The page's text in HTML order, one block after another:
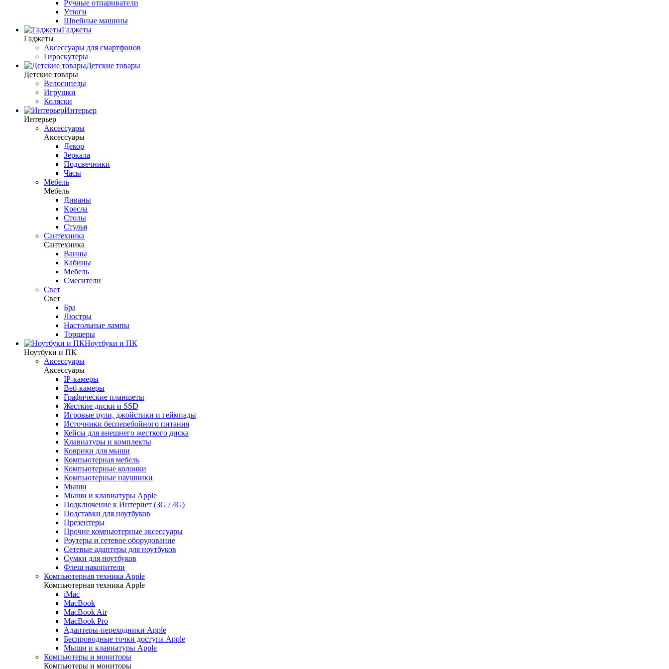
Ручные отпариватели
Утюги
Швейные машины
Гаджеты
Гаджеты
Аксессуары для смартфонов
Гироскутеры
Детские товары
Детские товары
Велосипеды
Игрушки
Коляски
Интерьер
Интерьер
Аксессуары
Аксессуары
Декор
Зеркала
Подсвечники
Часы
Мебель
Мебель
Диваны
Кресла
Столы
Стулья
Сантехника
Сантехника
Ванны
Кабины
Мебель
Смесители
Свет
Свет
Бра
Люстры
Настольные лампы
Торшеры
Ноутбуки и ПК
Ноутбуки и ПК
Аксессуары
Аксессуары
IP-камеры
Веб-камеры
Графические планшеты
Жесткие диски и SSD
Игровые рули, джойстики и геймпады
Источники бесперебойного питания
Кейсы для внешнего жесткого диска
Клавиатуры и комплекты
Коврики для мыши
Компьютерная мебель
Компьютерные колонки
Компьютерные наушники
Мыши
Мыши и клавиатуры Apple
Подключение к Интернет (3G / 4G)
Подставки для ноутбуков
Презентеры
Прочие компьютерные аксессуары
Роутеры и сетевое оборудование
Сетевые адаптеры для ноутбуков
Сумки для ноутбуков
Флеш накопители
Компьютерная техника Apple
Компьютерная техника Apple
iMac
MacBook
MacBook Air
MacBook Pro
Адаптеры-переходники Apple
Беспроводные точки доступа Apple
Мыши и клавиатуры Apple
Компьютеры и мониторы
Компьютеры и мониторы